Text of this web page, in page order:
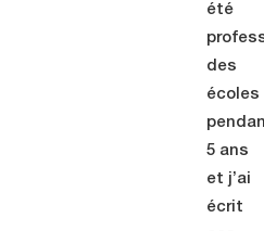
été
des
écoles
5 ans
et j’ai
écrit